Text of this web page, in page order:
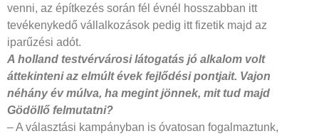
venni, az építkezés során fél évnél hosszabban itt
tevékenykedő vállalkozások pedig itt fizetik majd az
iparűzési adót.
A holland testvérvárosi látogatás jó alkalom volt
áttekinteni az elmúlt évek fejlődési pontjait. Vajon
néhány év múlva, ha megint jönnek, mit tud majd
Gödöllő felmutatni?
– A választási kampányban is óvatosan fogalmaztunk,